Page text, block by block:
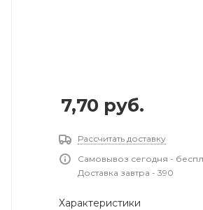
7,70 руб.
Рассчитать доставку
Самовывоз сегодня -
Доставка завтра - 390
Характеристики